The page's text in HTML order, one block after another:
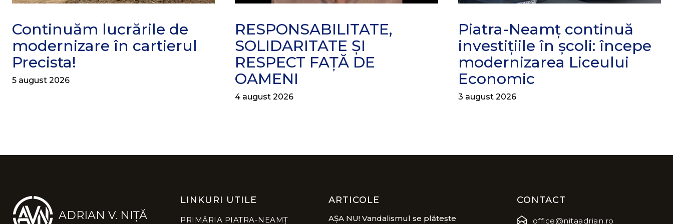
Continuăm lucrările de
modernizare în cartierul
Precista!
5 august 2026
RESPONSABILITATE,
SOLIDARITATE ȘI
RESPECT FAȚĂ DE
OAMENI
4 august 2026
Piatra-Neamț continuă
investițiile în școli: începe
modernizarea Liceului
Economic
3 august 2026
ADRIAN V. NIȚĂ
LINKURI UTILE
PRIMĂRIA PIATRA-NEAMȚ
ARTICOLE
AȘA NU! Vandalismul se plătește
CONTACT
office@nitaadrian.ro